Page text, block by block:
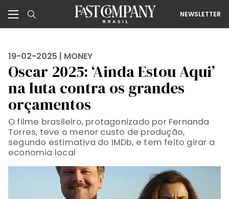
NEWSLETTER
19-02-2025 | MONEY
Oscar 2025: ‘Ainda Estou Aqui’
na luta contra os grandes
orçamentos
O filme brasileiro, protagonizado por Fernanda
Torres, teve o menor custo de produção,
segundo estimativa do IMDb, e tem feito girar a
economia local